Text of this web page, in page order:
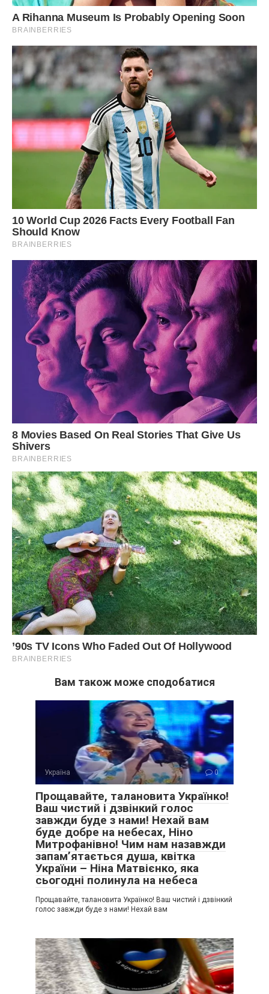
Вам також може сподобатися
Україна 0
Прощавайте, талановита Українко!
Ваш чистий і дзвінкий голос
завжди буде з нами! Нехай вам
буде добре на небесах, Ніно
Митрофанівно! Чим нам назавжди
запам’ятається душа, квітка
України – Ніна Матвієнко, яка
сьогодні полинула на небеса
Прощавайте, талановита Українко! Ваш чистий і дзвінкий
голос завжди буде з нами! Нехай вам